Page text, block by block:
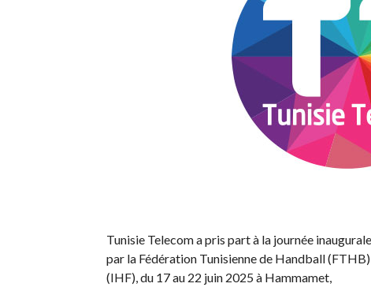
Tunisie Telecom a pris part à la journée
par la Fédération Tunisienne de Handball
(IHF), du 17 au 22 juin 2025 à Hammamet,